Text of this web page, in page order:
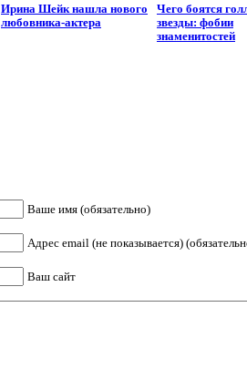
Ирина Шейк нашла нового
любовника-актера
Чего боятся
звезды: фобии
знаменитостей
Ваше имя (обязательно)
Адрес email (не показывается)
Ваш сайт